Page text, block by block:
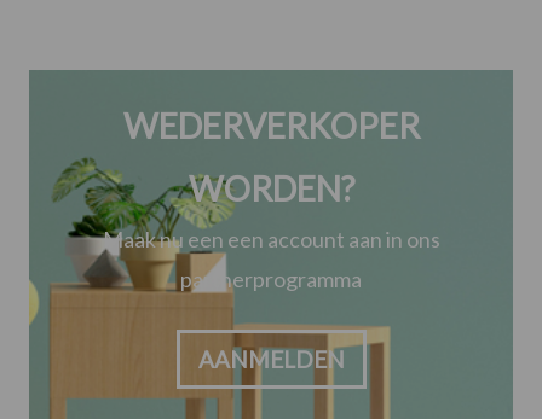
WEDERVERKOPER
WORDEN?
Maak nu een een account aan in ons
partnerprogramma
AANMELDEN